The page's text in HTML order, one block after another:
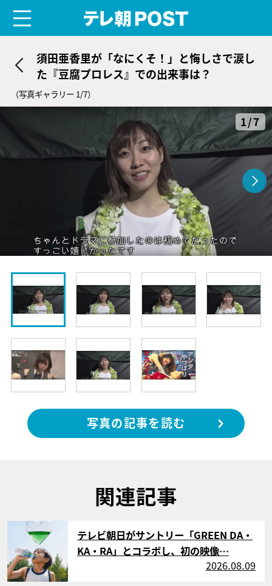
須田亜香里が「なにくそ！」と悔しさで涙し
た『豆腐プロレス』での出来事は？
（写真ギャラリー 1/7）
1/7
写真の記事を読む
関連記事
テレビ朝日がサントリー「GREEN DA・
KA・RA」とコラボし、初の映像…
2026.08.09